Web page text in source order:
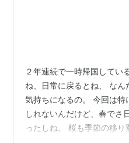
２年連続で一時帰国してい
ね、日常に戻るとね、 な
気持ちになるの。 今回は特
しれないんだけど、春でさ
ったしね。 桜も季節の移り